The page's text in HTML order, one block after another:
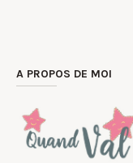
A PROPOS DE MOI